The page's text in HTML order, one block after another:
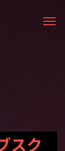
スク